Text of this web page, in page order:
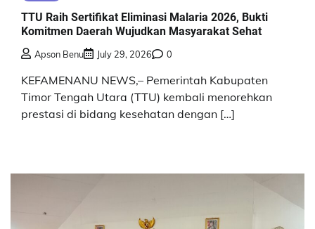
TTU Raih Sertifikat Eliminasi Malaria 2026, Bukti
Komitmen Daerah Wujudkan Masyarakat Sehat
Apson Benu July 29, 2026 0
KEFAMENANU NEWS,– Pemerintah Kabupaten
Timor Tengah Utara (TTU) kembali menorehkan
prestasi di bidang kesehatan dengan […]